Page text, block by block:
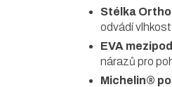
Stélka
odvádí
EVA
nárazů pro
Michelin®